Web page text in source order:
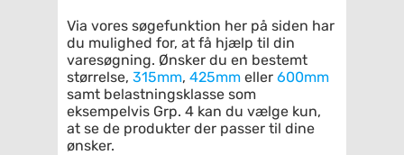
Via vores søgefunktion her på siden har
du mulighed for, at få hjælp til din
varesøgning. Ønsker du en bestemt
størrelse, 315mm, 425mm eller 600mm
samt belastningsklasse som
eksempelvis Grp. 4 kan du vælge kun,
at se de produkter der passer til dine
ønsker.